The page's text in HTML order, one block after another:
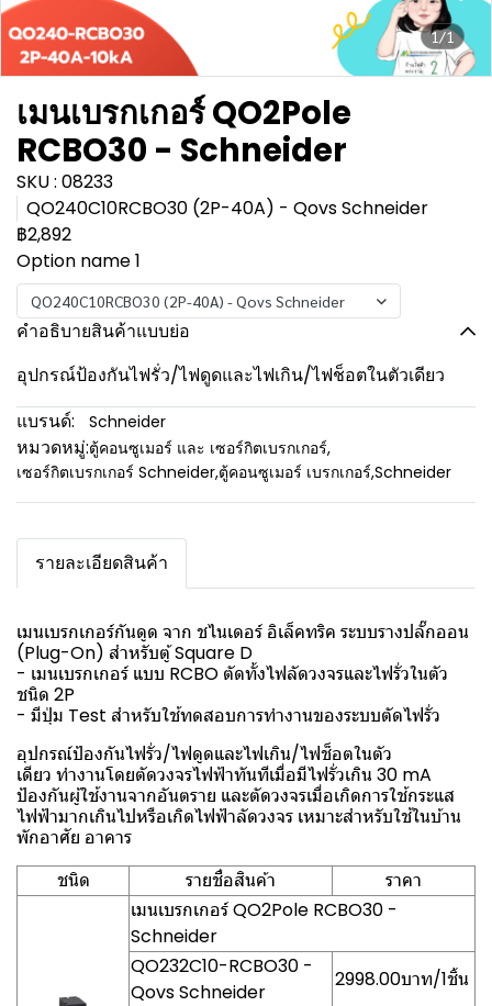
1/1
เมนเบรกเกอร์ QO2Pole
RCBO30 - Schneider
SKU : 08233
QO240C10RCBO30 (2P-40A) - Qovs Schneider
฿2,892
Option name 1
QO240C10RCBO30 (2P-40A) - Qovs Schneider
คำอธิบายสินค้าแบบย่อ
อุปกรณ์ป้องกันไฟรั่ว/ไฟดูดและไฟเกิน/ไฟช็อตในตัวเดียว
แบรนด์:
Schneider
หมวดหมู่:ตู้คอนซูเมอร์ และ เซอร์กิตเบรกเกอร์,
เซอร์กิตเบรกเกอร์ Schneider,ตู้คอนซูเมอร์ เบรกเกอร์,Schneider
รายละเอียดสินค้า
เมนเบรกเกอร์กันดูด จาก ชไนเดอร์ อิเล็คทริค ระบบรางปลั๊กออน
(Plug-On) สำหรับตู้ Square D
- เมนเบรกเกอร์ แบบ RCBO ตัดทั้งไฟลัดวงจรและไฟรั่วในตัว
ชนิด 2P
- มีปุ่ม Test สำหรับใช้ทดสอบการทำงานของระบบตัดไฟรั่ว
อุปกรณ์ป้องกันไฟรั่ว/ไฟดูดและไฟเกิน/ไฟช็อตในตัว
เดียว ทำงานโดยตัดวงจรไฟฟ้าทันทีเมื่อมีไฟรั่วเกิน 30 mA
ป้องกันผู้ใช้งานจากอันตราย และตัดวงจรเมื่อเกิดการใช้กระแส
ไฟฟ้ามากเกินไปหรือเกิดไฟฟ้าลัดวงจร เหมาะสำหรับใช้ในบ้าน
พักอาศัย อาคาร
ชนิด
รายชื่อสินค้า
ราคา
เมนเบรกเกอร์ QO2Pole RCBO30 -
Schneider
QO232C10-RCBO30 -
Qovs Schneider
2998.00บาท/1ชิ้น